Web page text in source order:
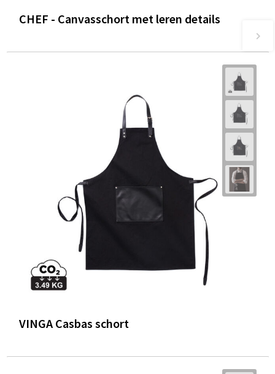
CHEF - Canvasschort met leren details
VINGA Casbas schort